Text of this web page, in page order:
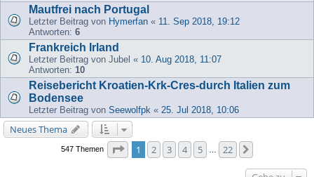
Mautfrei nach Portugal
Letzter Beitrag von Hymerfan « 11. Sep 2018, 19:12
Antworten: 6
Frankreich Irland
Letzter Beitrag von Jubel « 10. Aug 2018, 11:07
Antworten: 10
Reisebericht Kroatien-Krk-Cres-durch Italien zum
Bodensee
Letzter Beitrag von Seewolfpk « 25. Jul 2018, 10:06
Neues Thema
547 Themen Seite von
1 2 3 4 5 22